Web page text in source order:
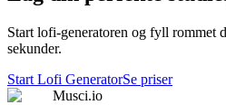
Start lofi-generatoren og fyll rommet
sekunder.
Start Lofi GeneratorSe priser
Musci.io